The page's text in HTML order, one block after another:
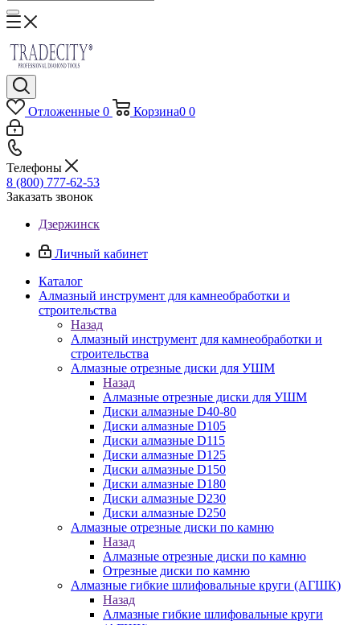
Отложенные 0 Корзина0 0
Телефоны
8 (800) 777-62-53
Заказать звонок
Дзержинск
Личный кабинет
Каталог
Алмазный инструмент для камнеобработки и
строительства
Назад
Алмазный инструмент для камнеобработки и
строительства
Алмазные отрезные диски для УШМ
Назад
Алмазные отрезные диски для УШМ
Диски алмазные D40-80
Диски алмазные D105
Диски алмазные D115
Диски алмазные D125
Диски алмазные D150
Диски алмазные D180
Диски алмазные D230
Диски алмазные D250
Алмазные отрезные диски по камню
Назад
Алмазные отрезные диски по камню
Отрезные диски по камню
Алмазные гибкие шлифовальные круги (АГШК)
Назад
Алмазные гибкие шлифовальные круги